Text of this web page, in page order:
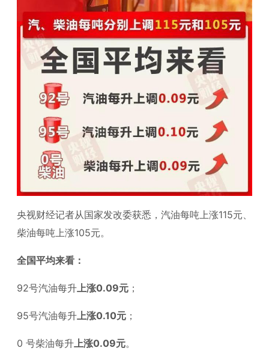
央视财经记者从国家发改委获悉，汽油每吨上涨115元、
柴油每吨上涨105元。
全国平均来看：
92号汽油每升上涨0.09元 ；
95号汽油每升上涨0.10元 ；
0 号柴油每升上涨0.09元。